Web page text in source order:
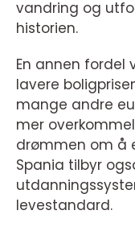
vandring og
historien.
En annen fordel
lavere
mange andre
mer
drømmen om å
Spania tilbyr
levestandard.